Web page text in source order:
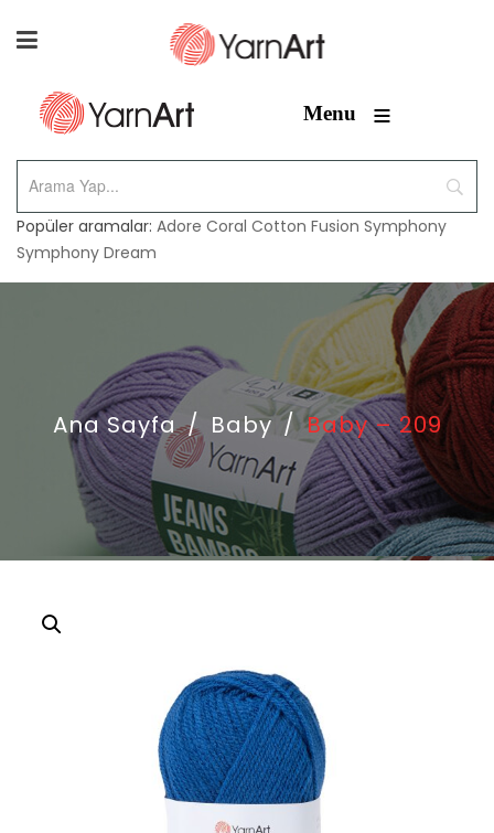
Menu ≡
Popüler aramalar: Adore Coral Cotton Fusion Symphony
Symphony Dream
Ana Sayfa / Baby / Baby – 209